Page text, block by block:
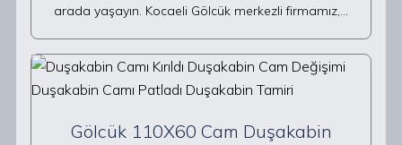
arada yaşayın. Kocaeli Gölcük merkezli firmamız,…
Gölcük 110X60 Cam Duşakabin